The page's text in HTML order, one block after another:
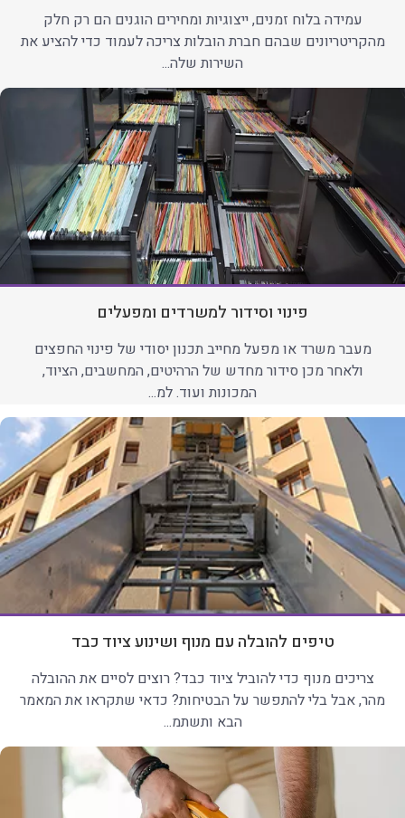
עמידה בלוח זמנים, ייצוגיות ומחירים הוגנים הם רק חלק
מהקריטריונים שבהם חברת הובלות צריכה לעמוד כדי להציע את
השירות שלה...
פינוי וסידור למשרדים ומפעלים
מעבר משרד או מפעל מחייב תכנון יסודי של פינוי החפצים
ולאחר מכן סידור מחדש של הרהיטים, המחשבים, הציוד,
המכונות ועוד. למ...
טיפים להובלה עם מנוף ושינוע ציוד כבד
צריכים מנוף כדי להוביל ציוד כבד? רוצים לסיים את ההובלה
מהר, אבל בלי להתפשר על הבטיחות? כדאי שתקראו את המאמר
הבא ותשתמ...